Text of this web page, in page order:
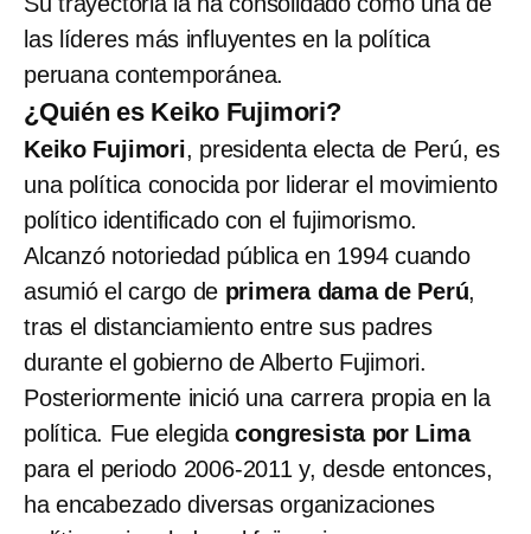
las líderes más influyentes en la política
peruana contemporánea.
¿Quién es Keiko Fujimori?
Keiko Fujimori, presidenta electa de Perú, es
una política conocida por liderar el movimiento
político identificado con el fujimorismo.
Alcanzó notoriedad pública en 1994 cuando
asumió el cargo de primera dama de Perú,
tras el distanciamiento entre sus padres
durante el gobierno de Alberto Fujimori.
Posteriormente inició una carrera propia en la
política. Fue elegidacongresista por Lima
para el periodo 2006-2011 y, desde entonces,
ha encabezado diversas organizaciones